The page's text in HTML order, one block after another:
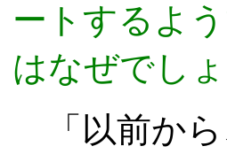
ートするよ
はなぜでし
「以前から